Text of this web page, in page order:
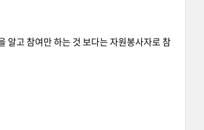
알고 참여만 하는 것 보다는 자원봉사자로 참